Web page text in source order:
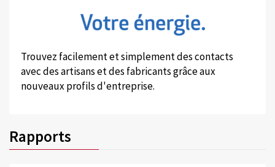
Trouvez facilement et simplement des contacts
avec des artisans et des fabricants grâce aux
nouveaux profils d'entreprise.
Rapports